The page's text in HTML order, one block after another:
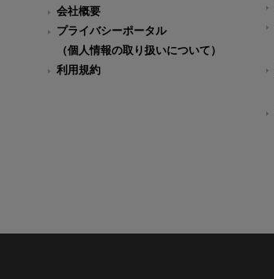
会社概要
プライバシーポータル
（個人情報の取り扱いについて）
利用規約